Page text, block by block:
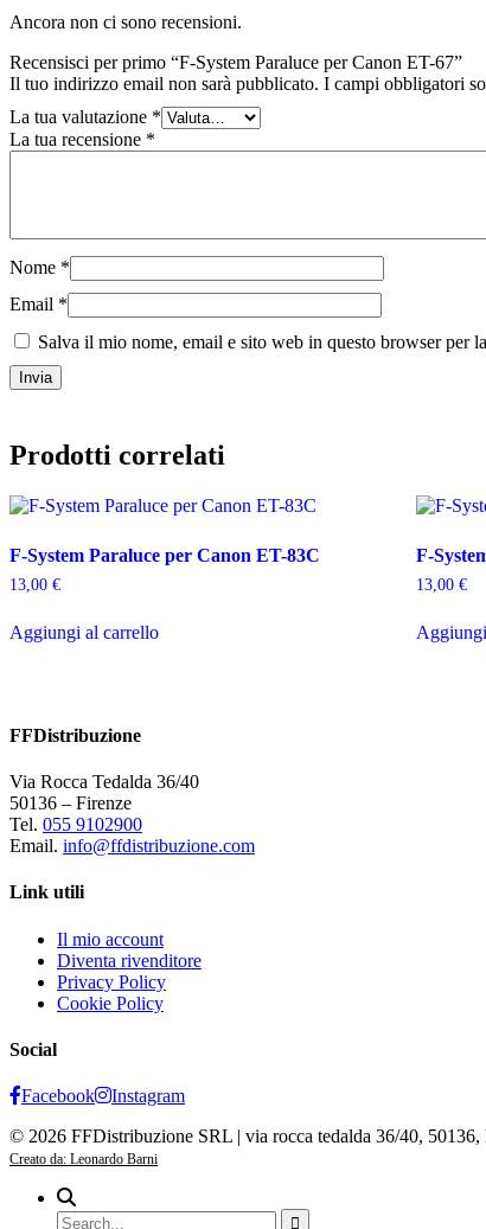
Ancora non ci sono recensioni.
Recensisci per primo “F-System Paraluce per Canon ET-67”
Il tuo indirizzo email non sarà pubblicato. I campi obbligatori
La tua valutazione *
La tua recensione *
Nome *
Email *
Salva il mio nome, email e sito web in questo browser per
Prodotti correlati
F-System Paraluce per Canon ET-83C
13,00 €
Aggiungi al carrello
F-
13,00€
FFDistribuzione
Via Rocca Tedalda 36/40
50136 – Firenze
Tel. 055 9102900
Email. info@ffdistribuzione.com
Link utili
Il mio account
Diventa rivenditore
Privacy Policy
Cookie Policy
Social
Facebook
Instagram
© 2026 FFDistribuzione SRL | via rocca tedalda 36/40,
Creato da: Leonardo Barni
Search